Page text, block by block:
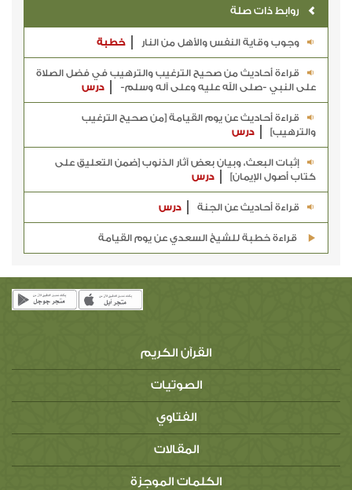
روابط ذات صلة
وجوب وقاية النفس والأهل من النار خطبة
قراءة أحاديث من صحيح الترغيب والترهيب في فضل الصلاة
على النبي -صلى الله عليه وعلى آله وسلم-
درس
قراءة أحاديث عن يوم القيامة [من صحيح الترغيب
والترهيب]
درس
إثبات البعث، وبيان بعض آثار الذنوب [ضمن التعليق على
كتاب أصول الإيمان]
درس
قراءة أحاديث عن الجنة درس
قراءة خطبة للشيخ السعدي عن يوم القيامة
القرآن الكريم
الصوتيات
الفتاوي
المقالات
الكلمات الموجزة